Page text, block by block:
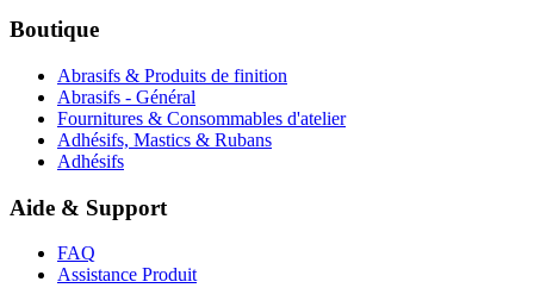
Boutique
Abrasifs & Produits de finition
Abrasifs - Général
Fournitures & Consommables d'atelier
Adhésifs, Mastics & Rubans
Adhésifs
Aide & Support
FAQ
Assistance Produit